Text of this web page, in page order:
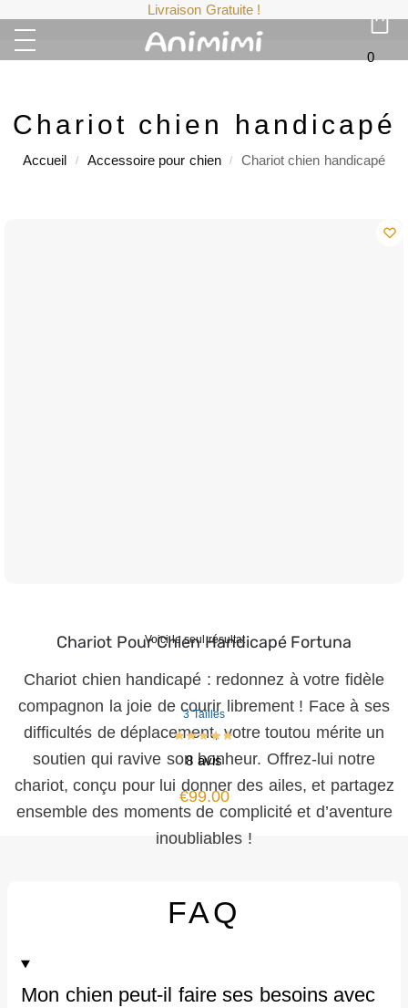
Livraison Gratuite !
0
Chariot chien handicapé
Accueil / Accessoire pour chien / Chariot chien handicapé
Chariot chien handicapé : redonnez à votre fidèle
compagnon la joie de courir librement ! Face à ses
difficultés de déplacement, votre toutou mérite un
soutien qui ravive son bonheur. Offrez-lui notre
chariot, conçu pour lui donner des ailes, et partagez
ensemble des moments de complicité et d’aventure
inoubliables !
Chariot Pour Chien Handicapé Fortuna
3 Tailles
8 avis
€99.00
Voici le seul résultat
FAQ
Mon chien peut-il faire ses besoins avec